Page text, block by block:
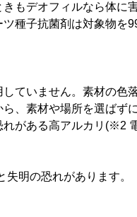
もデオフィルなら体に
種子抗菌剤は対象物を
ていません。素材の色
、素材や場所を選ばず
がある高アルカリ(※2
明の恐れがあります。